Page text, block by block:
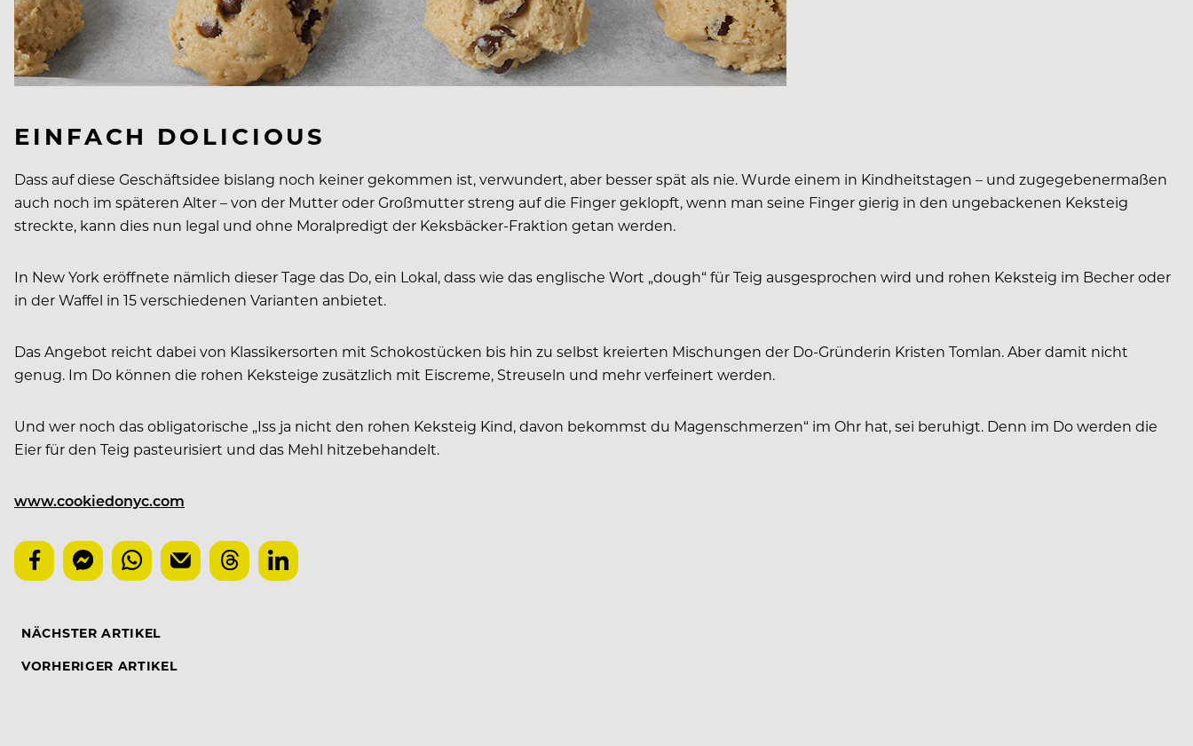
EINFACH DOLICIOUS
Dass auf diese Geschäftsidee bislang noch keiner gekommen ist, verwundert, aber besser spät als nie. Wurde einem in Kindheitstagen – und zugegebenermaßen
auch noch im späteren Alter – von der Mutter oder Großmutter streng auf die Finger geklopft, wenn man seine Finger gierig in den ungebackenen Keksteig
streckte, kann dies nun legal und ohne Moralpredigt der Keksbäcker-Fraktion getan werden.
In New York eröffnete nämlich dieser Tage das Do, ein Lokal, dass wie das englische Wort „dough“ für Teig ausgesprochen wird und rohen Keksteig im Becher oder
in der Waffel in 15 verschiedenen Varianten anbietet.
Das Angebot reicht dabei von Klassikersorten mit Schokostücken bis hin zu selbst kreierten Mischungen der Do-Gründerin Kristen Tomlan. Aber damit nicht
genug. Im Do können die rohen Keksteige zusätzlich mit Eiscreme, Streuseln und mehr verfeinert werden.
Und wer noch das obligatorische „Iss ja nicht den rohen Keksteig Kind, davon bekommst du Magenschmerzen“ im Ohr hat, sei beruhigt. Denn im Do werden die
Eier für den Teig pasteurisiert und das Mehl hitzebehandelt.
www.cookiedonyc.com
NÄCHSTER ARTIKEL
VORHERIGER ARTIKEL